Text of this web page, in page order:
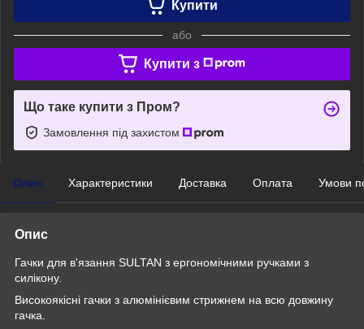
Купити
або
Купити з
Що таке купити з Пром?
Замовлення під захистом
Опис Характеристики Доставка Оплата Умови
Опис
Гачки для в'язання SULTAN з ергономічними ручками з
силікону.
Високоякісні гачки з алюмінієвим стрижнем на всю довжину
гачка.